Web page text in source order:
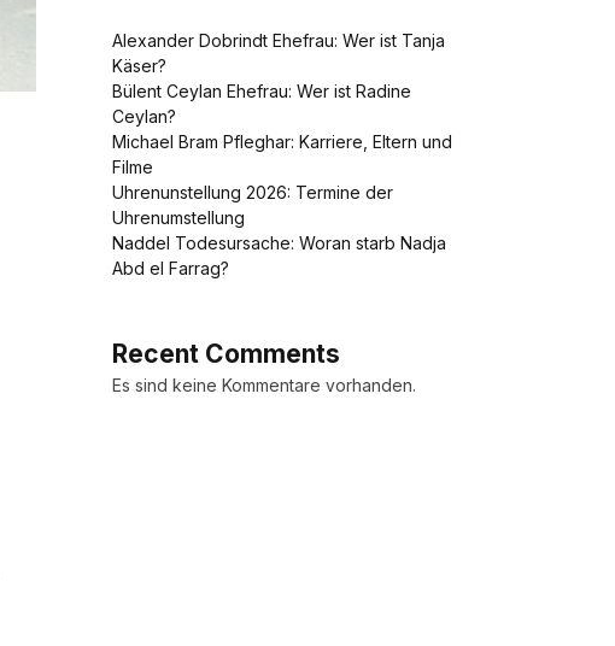
Alexander Dobrindt Ehefrau: Wer ist Tanja
Käser?
Bülent Ceylan Ehefrau: Wer ist Radine
Ceylan?
Michael Bram Pfleghar: Karriere, Eltern und
Filme
Uhrenunstellung 2026: Termine der
Uhrenumstellung
Naddel Todesursache: Woran starb Nadja
Abd el Farrag?
Recent Comments
Es sind keine Kommentare vorhanden.